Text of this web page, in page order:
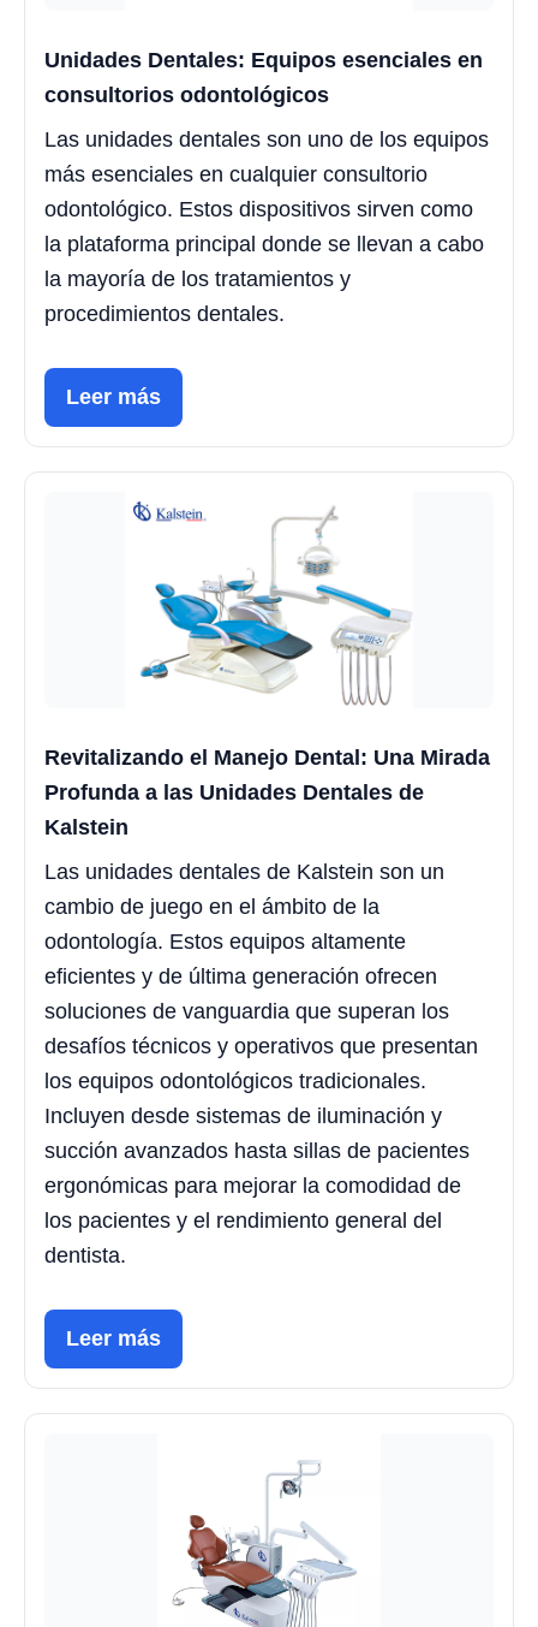
Unidades Dentales: Equipos esenciales en
consultorios odontológicos
Las unidades dentales son uno de los equipos
más esenciales en cualquier consultorio
odontológico. Estos dispositivos sirven como
la plataforma principal donde se llevan a cabo
la mayoría de los tratamientos y
procedimientos dentales.
Leer más
Revitalizando el Manejo Dental: Una Mirada
Profunda a las Unidades Dentales de
Kalstein
Las unidades dentales de Kalstein son un
cambio de juego en el ámbito de la
odontología. Estos equipos altamente
eficientes y de última generación ofrecen
soluciones de vanguardia que superan los
desafíos técnicos y operativos que presentan
los equipos odontológicos tradicionales.
Incluyen desde sistemas de iluminación y
succión avanzados hasta sillas de pacientes
ergonómicas para mejorar la comodidad de
los pacientes y el rendimiento general del
dentista.
Leer más